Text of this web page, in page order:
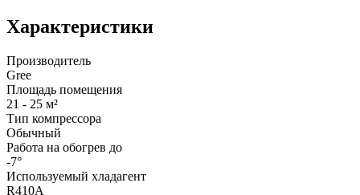
Характеристики
Производитель
Gree
Площадь помещения
21 - 25 м²
Тип компрессора
Обычный
Работа на обогрев до
-7°
Используемый хладагент
R410A